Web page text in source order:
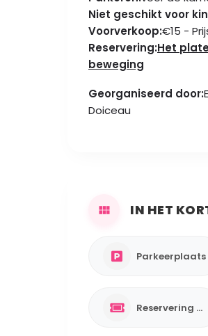
Niet geschikt voor
Voorverkoop:€15 -
Reservering:Het
beweging
Georganiseerd door:
Doiceau
IN HET
Parkeerplaats
Reservering verplicht